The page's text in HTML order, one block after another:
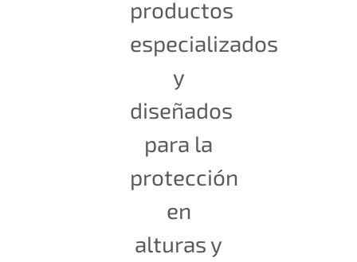
productos
especializados
y
diseñados
para la
protección
en
alturas y